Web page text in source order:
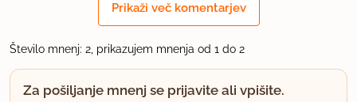
uporabno
Prikaži več komentarjev
Število mnenj: 2, prikazujem mnenja od 1 do 2
Za pošiljanje mnenj se prijavite ali vpišite.